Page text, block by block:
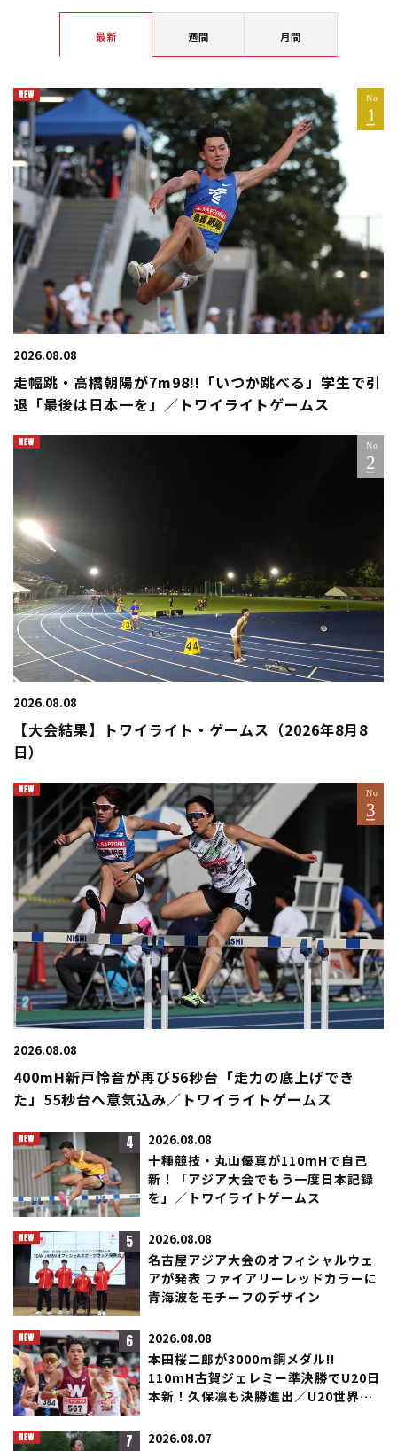
最新 週間 月間
2026.08.08
走幅跳・高橋朝陽が7m98!!「いつか跳べる」学生で引
退「最後は日本一を」／トワイライトゲームス
2026.08.08
【大会結果】トワイライト・ゲームス（2026年8月8
日）
2026.08.08
400mH新戸怜音が再び56秒台「走力の底上げでき
た」55秒台へ意気込み／トワイライトゲームス
4 2026.08.08
十種競技・丸山優真が110mHで自己
新！「アジア大会でもう一度日本記録
を」／トワイライトゲームス
5 2026.08.08
名古屋アジア大会のオフィシャルウェ
アが発表 ファイアリーレッドカラーに
青海波をモチーフのデザイン
6 2026.08.08
本田桜二郎が3000m銅メダル!!
110mH古賀ジェレミー準決勝でU20日
本新！久保凛も決勝進出／U20世界選
7 2026.08.07